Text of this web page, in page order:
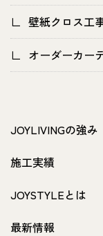
壁紙クロス工
オーダーカー
JOYLIVINGの強み
施工実績
JOYSTYLEとは
最新情報